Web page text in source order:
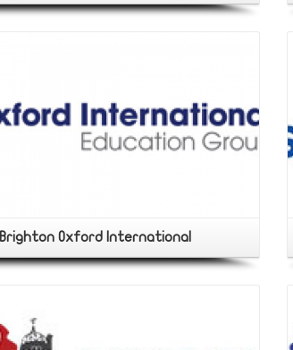
Brighton Oxford International